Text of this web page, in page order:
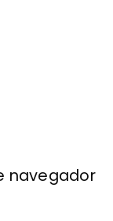
navegador